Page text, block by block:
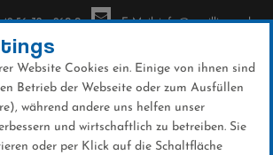
56 32 - 960-0 E-Mail: info@sc-willingen.de
Website Cookies ein. Einige von ihnen sind
Betrieb der Webseite oder zum Ausfüllen
während andere uns helfen unser
und wirtschaftlich zu betreiben. Sie
oder per Klick auf die Schaltfläche